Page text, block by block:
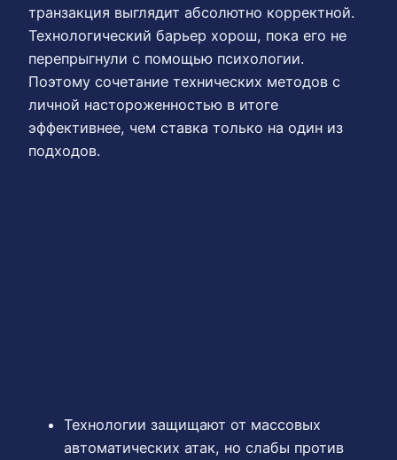
транзакция выглядит абсолютно корректной.
Технологический барьер хорош, пока его не
перепрыгнули с помощью психологии.
Поэтому сочетание технических методов с
личной настороженностью в итоге
эффективнее, чем ставка только на один из
подходов.
Технологии защищают от массовых
автоматических атак, но слабы против